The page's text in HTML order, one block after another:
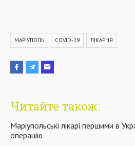
МАРІУПОЛЬ COVID-19 ЛІКАРНЯ
Читайте також:
Маріупольські лікарі першими в
операцію